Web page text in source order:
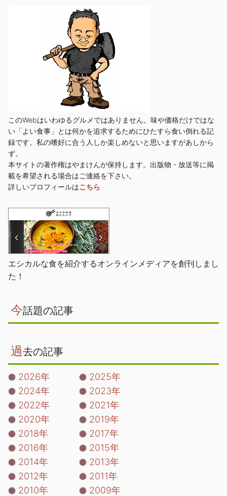
このWebはいわゆるグルメではありません。味や価格だけではな
い「よい食事」とは何かを追求するためにひたすら食い倒れる記
録です。私の嗜好に合う人しか楽しめないと思いますがあしから
ず。
本サイトの著作権はやまけんが保持します。出版物・放送等に掲
載を希望される場合はご連絡を下さい。
詳しいプロフィールはこちら
エシカルな食を紹介するオンラインメディアを創刊しまし
た！
今話題の記事
過去の記事
2026年
2025年
2024年
2023年
2022年
2021年
2020年
2019年
2018年
2017年
2016年
2015年
2014年
2013年
2012年
2011年
2010年
2009年